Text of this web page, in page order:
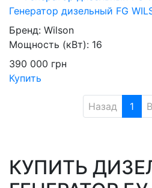
Генератор дизельный FG
Бренд: Wilson
Мощность (кВт): 16
390 000 грн
Купить
Назад 1
КУПИТЬ